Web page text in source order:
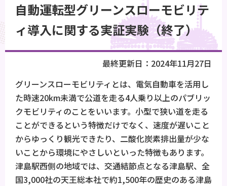
頭
で
す
か
自動運転型グリーンスローモビリテ
ィ導入に関する実証実験（終了）
最終更新日：2024年11月27日
グリーンスローモビリティとは、電気自動車を活用し
た時速20km未満で公道を走る4人乗り以上のパブリッ
クモビリティのことをいいます。小型で狭い道を走る
ことができるという特徴だけでなく、速度が遅いこと
からゆっくり観光できたり、二酸化炭素排出量が少な
いことから環境にやさしいといった特徴もあります。
津島駅西側の地域では、交通結節点となる津島駅、全
国3,000社の天王総本社で約1,500年の歴史のある津島